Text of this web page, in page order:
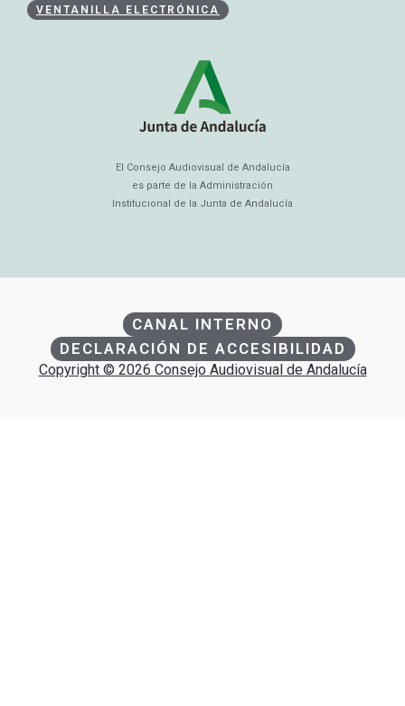
VENTANILLA ELECTRÓNICA
El Consejo Audiovisual de Andalucía
es parte de la Administración
Institucional de la Junta de Andalucía
CANAL INTERNO
DECLARACIÓN DE ACCESIBILIDAD
Copyright © 2026 Consejo Audiovisual de Andalucía